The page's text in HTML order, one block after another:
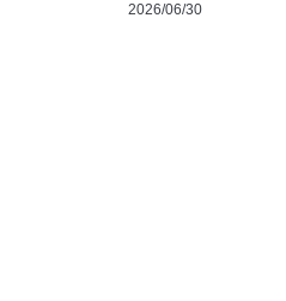
2026/06/30